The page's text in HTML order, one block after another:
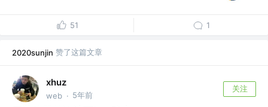
51 1
2020sunjin 赞了这篇文章
xhuz
web · 5年前
关注